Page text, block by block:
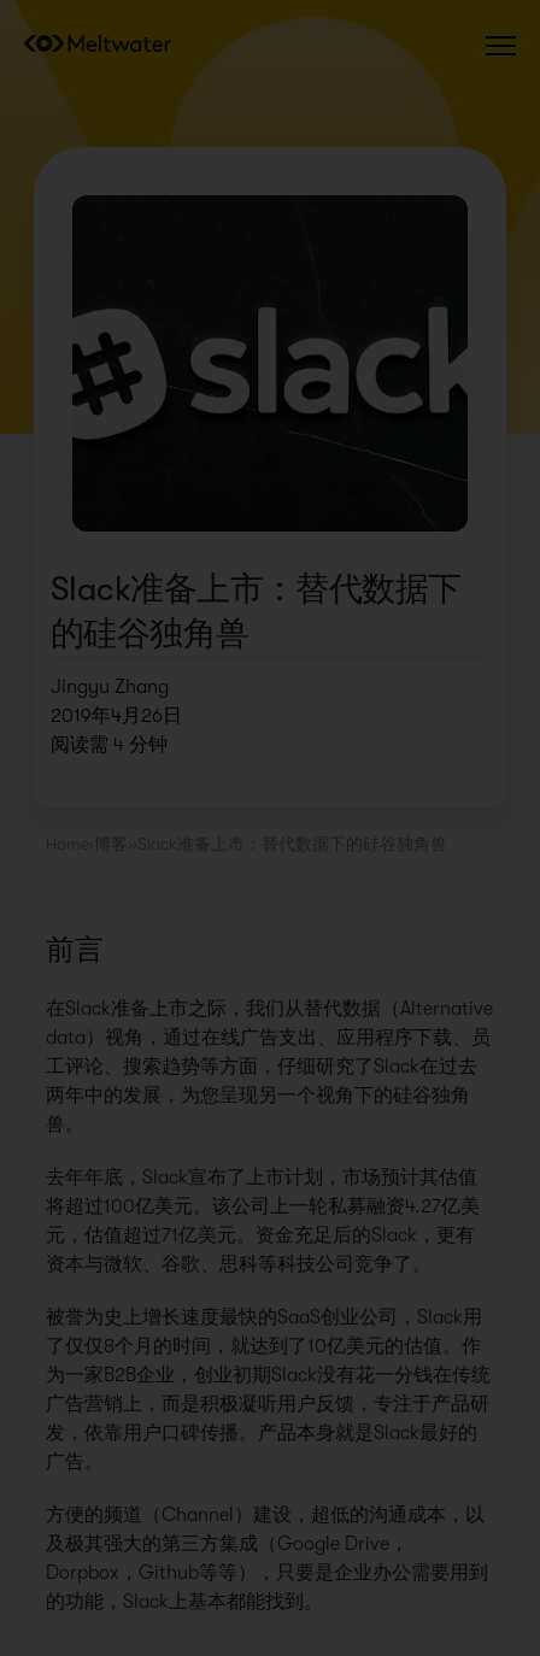
Slack准备上市：替代数据下
的硅谷独角兽
Jingyu Zhang
2019年4月26日
阅读需 4 分钟
Slack准备上市：替代数据下的硅谷独角兽
前言
在Slack准备上市之际，我们从替代数据（Alternative
data）视角，通过在线广告支出、应用程序下载、员
工评论、搜索趋势等方面，仔细研究了Slack在过去
两年中的发展，为您呈现另一个视角下的硅谷独角
兽。
去年年底，Slack宣布了上市计划，市场预计其估值
将超过100亿美元。该公司上一轮私募融资4.27亿美
元，估值超过71亿美元。资金充足后的Slack，更有
资本与微软、谷歌、思科等科技公司竞争了。
被誉为史上增长速度最快的SaaS创业公司，Slack用
了仅仅8个月的时间，就达到了10亿美元的估值。作
为一家B2B企业，创业初期Slack没有花一分钱在传统
广告营销上，而是积极凝听用户反馈，专注于产品研
发，依靠用户口碑传播。产品本身就是Slack最好的
广告。
方便的频道（Channel）建设，超低的沟通成本，以
及极其强大的第三方集成（Google Drive，
Dorpbox，Github等等），只要是企业办公需要用到
的功能，Slack上基本都能找到。